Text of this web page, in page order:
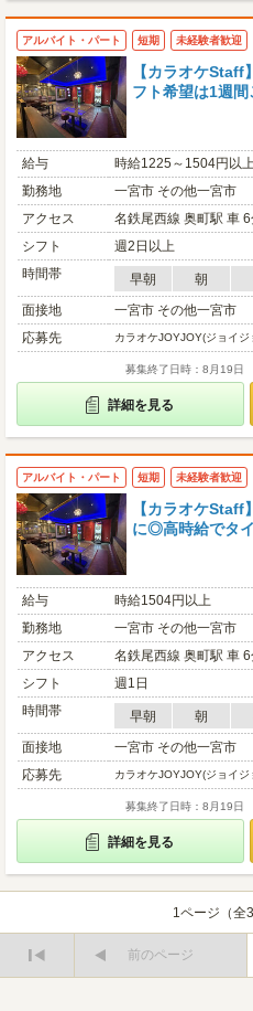
アルバイト・パート 短期 未経験者歓迎
【カラオケ
フト希望は1週
給与
時給1225～1504円以
勤務地
一宮市 その他一宮市
アクセス
名鉄尾西線 奥町駅 車
シフト
週2日以上
時間帯
早朝 朝
面接地
一宮市 その他一宮市
応募先
カラオケJOYJOY(ジョイ
募集終了日時：8月19日
詳細を見る
アルバイト・パート 短期 未経験者歓迎
【カラオケStaff
に◎高時給でタ
給与
時給1504円以上
勤務地
一宮市 その他一宮市
アクセス
名鉄尾西線 奥町駅 車
シフト
週1日
時間帯
早朝 朝
面接地
一宮市 その他一宮市
応募先
カラオケJOYJOY(ジョイ
募集終了日時：8月19日
詳細を見る
1ページ（全
前のページ